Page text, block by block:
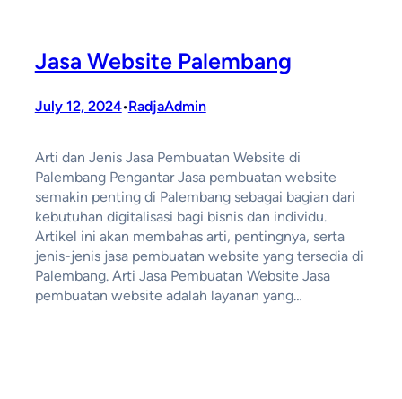
Jasa Website Palembang
July 12, 2024•RadjaAdmin
Arti dan Jenis Jasa Pembuatan Website di
Palembang Pengantar Jasa pembuatan website
semakin penting di Palembang sebagai bagian dari
kebutuhan digitalisasi bagi bisnis dan individu.
Artikel ini akan membahas arti, pentingnya, serta
jenis-jenis jasa pembuatan website yang tersedia di
Palembang. Arti Jasa Pembuatan Website Jasa
pembuatan website adalah layanan yang…